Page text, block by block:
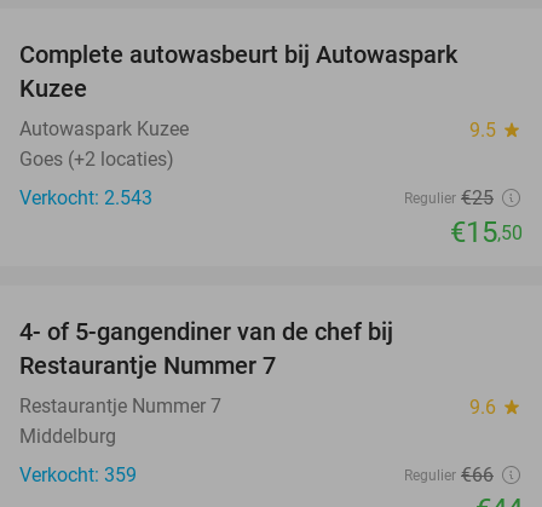
Complete autowasbeurt bij Autowaspark
Kuzee
Autowaspark Kuzee 9.5 star
Goes (+2 locaties)
Verkocht: 2.543
Regulier €25
€15,50
4- of 5-gangendiner van de chef bij
Restaurantje Nummer 7
Restaurantje Nummer 7 9.6 star
Middelburg
Verkocht: 359
Regulier €66